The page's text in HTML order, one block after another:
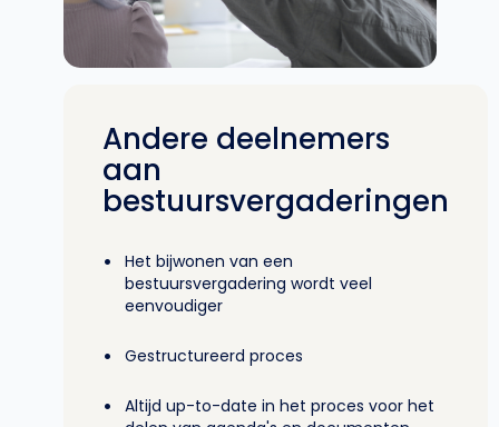
Andere deelnemers
aan
bestuursvergaderingen
•
Het bijwonen van een
bestuursvergadering wordt veel
eenvoudiger
• Gestructureerd proces
•
Altijd up-to-date in het proces voor het